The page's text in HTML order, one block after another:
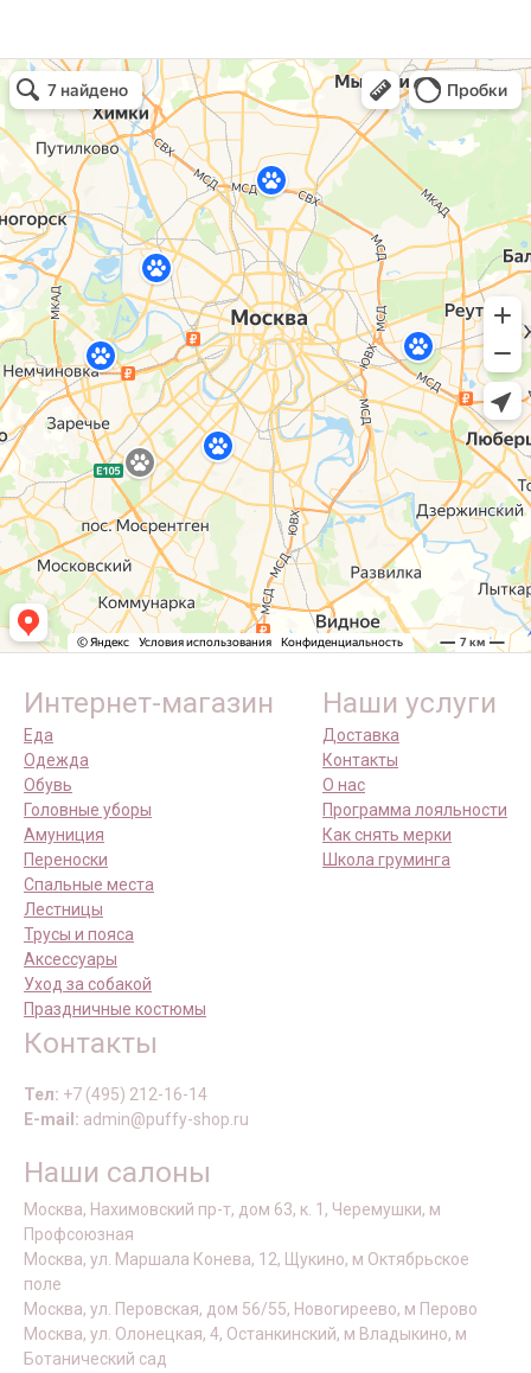
Интернет-магазин
Еда
Одежда
Обувь
Головные уборы
Амуниция
Переноски
Спальные места
Лестницы
Трусы и пояса
Аксессуары
Уход за собакой
Праздничные костюмы
Наши услуги
Доставка
Контакты
О нас
Программа лояльности
Как снять мерки
Школа груминга
Контакты
Тел: +7 (495) 212-16-14
E-mail: admin@puffy-shop.ru
Наши салоны
Москва, Нахимовский пр-т, дом 63, к. 1, Черемушки, м
Профсоюзная
Москва, ул. Маршала Конева, 12, Щукино, м Октябрьское
поле
Москва, ул. Перовская, дом 56/55, Новогиреево, м Перово
Москва, ул. Олонецкая, 4, Останкинский, м Владыкино, м
Ботанический сад